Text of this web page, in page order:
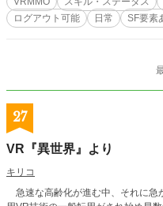
ログアウト可能
日常 SF要素
27
VR『異世界』より
キリコ
急速な高齢化が進む中、それに急